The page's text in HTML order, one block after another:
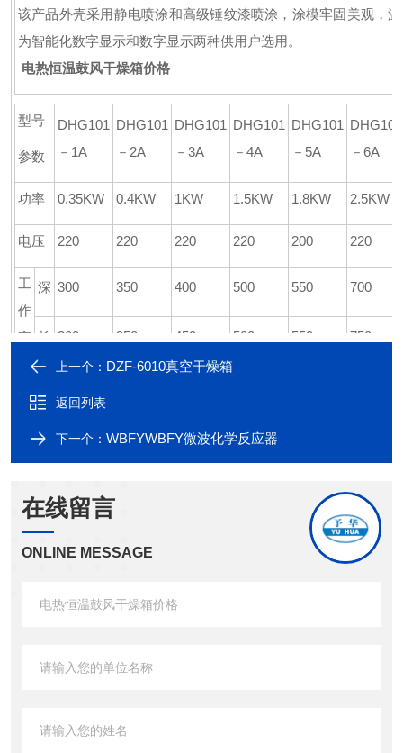
该产品外壳采用静电喷涂和高级锤纹漆喷涂，涂模牢固美观，
为智能化数字显示和数字显示两种供用户选用。
电热恒温鼓风干燥箱价格
型号
参数
DHG101
－1A
DHG101
－2A
DHG101
－3A
DHG101
－4A
DHG101
－5A
DHG101
－6A
功率 0.35KW 0.4KW 1KW 1.5KW 1.8KW 2.5KW
电压 220 220 220 220 200 220
工
作
室
尺
寸
深 300 350 400 500 550 700
长 300 350 450 500 550 750
上一个： DZF-6010真空干燥箱
返回列表
下一个： WBFYWBFY微波化学反应器
在线留言
ONLINE MESSAGE